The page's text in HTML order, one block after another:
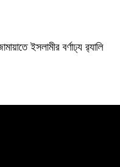
ইসলামীর বর্ণাঢ্য র‍্যালি